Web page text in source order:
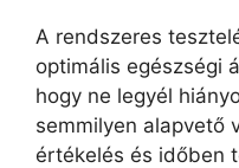
A rendszeres
optimális egészségi
hogy ne legyél
semmilyen alapvető
értékelés és időben